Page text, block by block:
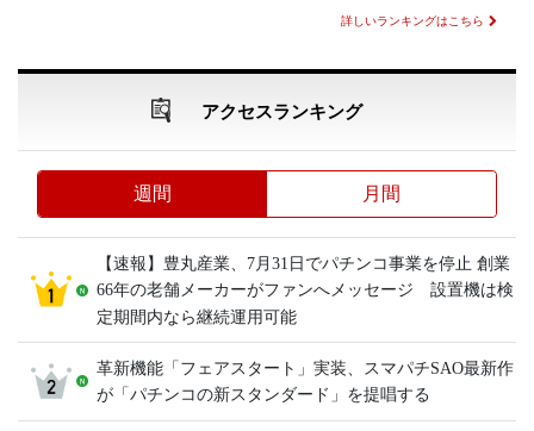
詳しいランキングはこちら
アクセスランキング
週間 月間
【速報】豊丸産業、7月31日でパチンコ事業を停止 創業
66年の老舗メーカーがファンへメッセージ 設置機は検
定期間内なら継続運用可能
革新機能「フェアスタート」実装、スマパチSAO最新作
が「パチンコの新スタンダード」を提唱する